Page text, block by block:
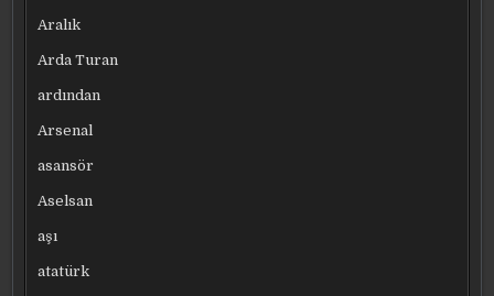
Aralık
Arda Turan
ardından
Arsenal
asansör
Aselsan
aşı
atatürk